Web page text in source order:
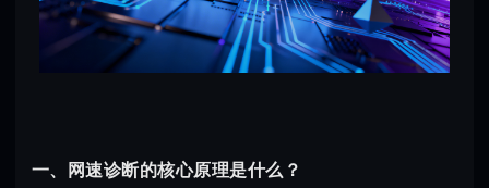
一、网速诊断的核心原理是什么？